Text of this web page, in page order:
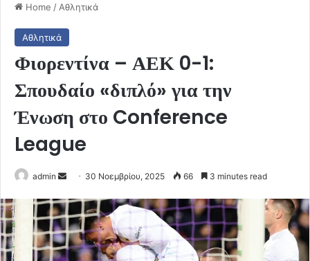
Home / Αθλητικά
Αθλητικά
Φιορεντίνα – ΑΕΚ 0-1:
Σπουδαίο «διπλό» για την
Ένωση στο Conference
League
admin
Send
email
30 Νοεμβρίου, 2025 66 3 minutes read